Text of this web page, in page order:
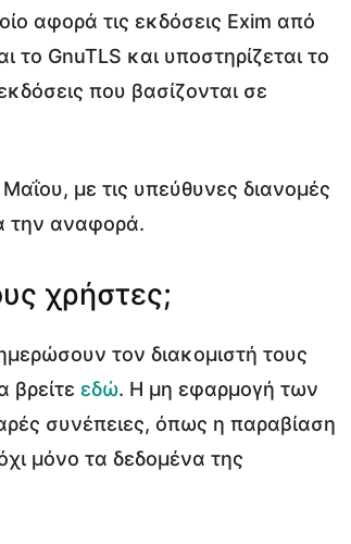
αφορά τις εκδόσεις Exim από
το GnuTLS και υποστηρίζεται το
που βασίζονται σε
με τις υπεύθυνες διανομές
την αναφορά.
χρήστες;
τον διακομιστή τους
βρείτε εδώ. Η μη εφαρμογή των
συνέπειες, όπως η παραβίαση
μόνο τα δεδομένα της